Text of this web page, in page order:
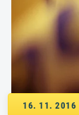
16. 11. 2016